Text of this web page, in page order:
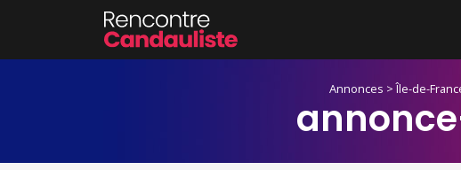
Annonces >Île-de-